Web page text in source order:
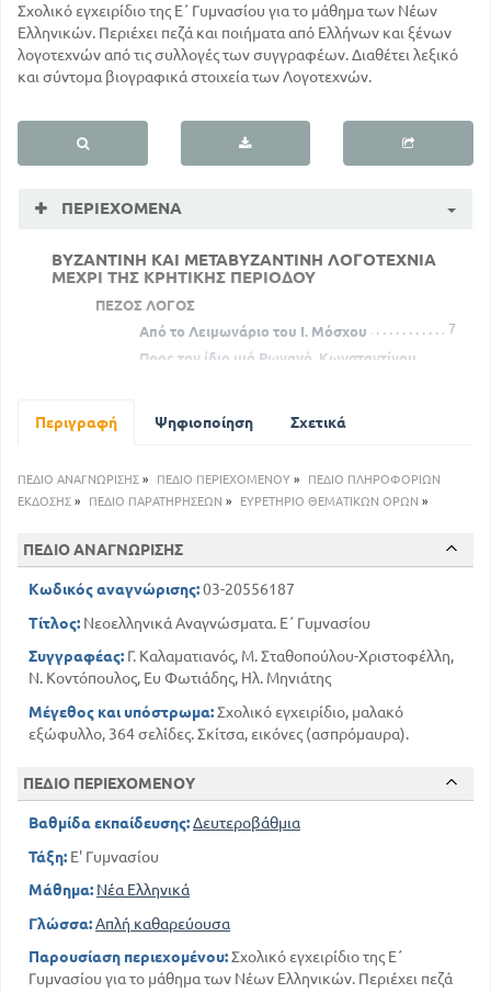
Σχολικό εγχειρίδιο της Ε΄ Γυμνασίου για το μάθημα των Νέων
Ελληνικών. Περιέχει πεζά και ποιήματα από Ελλήνων και ξένων
λογοτεχνών από τις συλλογές των συγγραφέων. Διαθέτει λεξικό
και σύντομα βιογραφικά στοιχεία των Λογοτεχνών.
ΠΕΡΙΕΧΌΜΕΝΑ
ΒΥΖΑΝΤΙΝΗ ΚΑΙ ΜΕΤΑΒΥΖΑΝΤΙΝΗ ΛΟΓΟΤΕΧΝΙΑ
ΜΕΧΡΙ ΤΗΣ ΚΡΗΤΙΚΗΣ ΠΕΡΙΟΔΟΥ
ΠΕΖΟΣ ΛΟΓΟΣ
Από το Λειμωνάριο του Ι. Μόσχου
7
Προς τον ίδιο υιό Ρωνανό, Κωνσταντίνου
' Χρονικό'' Γ. Φραντζή. Ο Κ. Παλαιολόγος
ομιλεί προς τους συμπολεμιστές τους
ΠΟΙΗΤΙΚΟΣ ΛΟΓΟΣ
ΕΝΤΕΧΝΟΣ
Δαμασκηνού
Από τον '' Ερωτόκριτο'' Μονομαχία
Κορνάρου
31
ΔΗΜΟΤΙΚΟΣ
ΘΕΑΤΡΟ
ΛΟΓΟΤΕΧΝΙΑ ΜΕΤΑ ΤΗΝ ΚΡΗΤΙΚΗ ΠΕΡΙΟΔΟ
ΜΕΧΡΙ ΤΩΝ ΧΡΟΝΩΝ ΤΗΣ ΕΠΑΝΑΣΤΑΣΕΩΣ ΤΟΥ
1821
Ελλάδος και Ελλήνων έπαινος, Φ.
Διδαχή την Αγία και Μεγάλη
Παρασκευή στο Σωτήριο Πάθος , Η.
Μηνιάτη
Περιγραφή Ψηφιοποίηση Σχετικά
ΠΕΔΙΟ ΑΝΑΓΝΩΡΙΣΗΣ » ΠΕΔΙΟ ΠΕΡΙΕΧΟΜΕΝΟΥ »
ΠΕΔΙΟ ΠΛΗΡΟΦΟΡΙΩΝ
ΕΚΔΟΣΗΣ » ΠΕΔΙΟ ΠΑΡΑΤΗΡΗΣΕΩΝ » ΕΥΡΕΤΗΡΙΟ ΘΕΜΑΤΙΚΩΝ ΟΡΩΝ »
ΠΕΔΙΟ ΑΝΑΓΝΩΡΙΣΗΣ
Κωδικός αναγνώρισης:03-20556187
Τίτλος: Νεοελληνικά Αναγνώσματα. Ε΄ Γυμνασίου
Συγγραφέας: Γ. Καλαματιανός, Μ. Σταθοπούλου-Χριστοφέλλη,
Ν. Κοντόπουλος, Ευ Φωτιάδης, Ηλ. Μηνιάτης
Μέγεθος και υπόστρωμα:Σχολικό εγχειρίδιο, μαλακό
εξώφυλλο, 364 σελίδες. Σκίτσα, εικόνες (ασπρόμαυρα).
ΠΕΔΙΟ ΠΕΡΙΕΧΟΜΕΝΟΥ
Βαθμίδα εκπαίδευσης:Δευτεροβάθμια
Τάξη: Ε' Γυμνασίου
Μάθημα: Νέα Ελληνικά
Γλώσσα:Απλή καθαρεύουσα
Παρουσίαση περιεχομένου:Σχολικό εγχειρίδιο της Ε΄
Γυμνασίου για το μάθημα των Νέων Ελληνικών. Περιέχει πεζά